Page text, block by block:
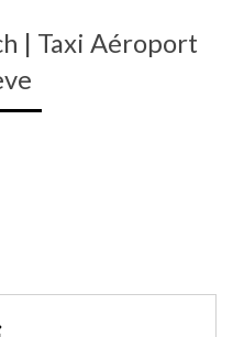
| Taxi Aéroport